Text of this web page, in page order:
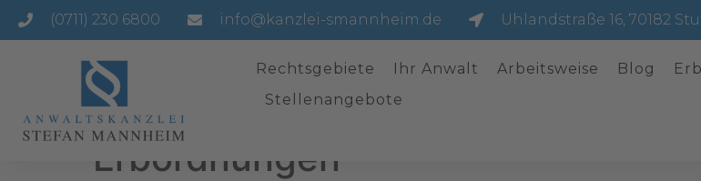
(0711) 230 6800 info@kanzlei-smannheim.de Uhlandstraße 16, 70182
Rechtsgebiete Ihr Anwalt Arbeitsweise Blog
Stellenangebote
Erbordnungen